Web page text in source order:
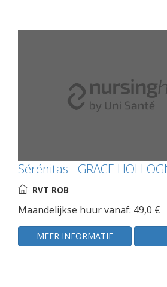
Sérénitas - GRACE
RVT ROB
Maandelijkse huur vanaf: 49,0 €
MEER INFORMATIE